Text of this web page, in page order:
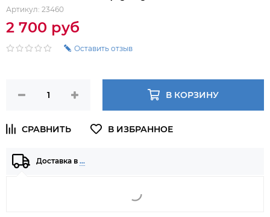
Артикул: 23460
2 700 руб
Оставить отзыв
В КОРЗИНУ
Доставка в …